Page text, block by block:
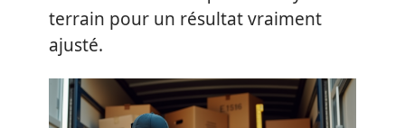
terrain pour un résultat vraiment
ajusté.